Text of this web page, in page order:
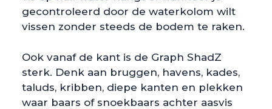
gecontroleerd door de waterkolom wilt
vissen zonder steeds de bodem te raken.
Ook vanaf de kant is de Graph ShadZ
sterk. Denk aan bruggen, havens, kades,
taluds, kribben, diepe kanten en plekken
waar baars of snoekbaars achter aasvis